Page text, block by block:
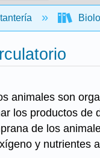
jerarquía
animales son
los productos de
de los
y nutrientes